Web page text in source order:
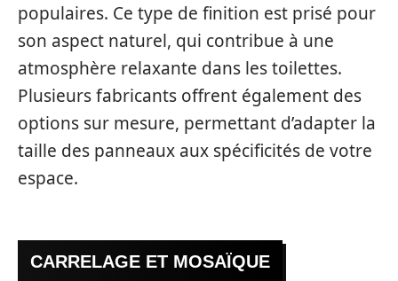
populaires. Ce type de finition est prisé pour
son aspect naturel, qui contribue à une
atmosphère relaxante dans les toilettes.
Plusieurs fabricants offrent également des
options sur mesure, permettant d’adapter la
taille des panneaux aux spécificités de votre
espace.
CARRELAGE ET MOSAÏQUE